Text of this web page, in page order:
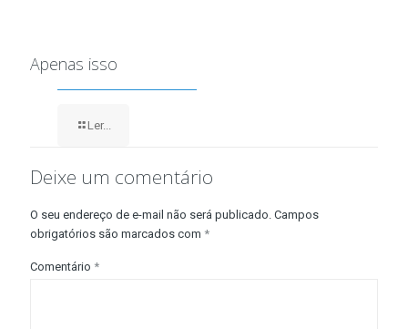
Apenas isso
Ler...
Deixe um comentário
O seu endereço de e-mail não será publicado. Campos
obrigatórios são marcados com *
Comentário *